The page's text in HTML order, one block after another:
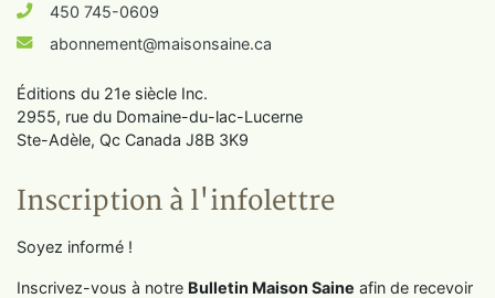
450 745-0609
abonnement@maisonsaine.ca
Éditions du 21e siècle Inc.
2955, rue du Domaine-du-lac-Lucerne
Ste-Adèle, Qc Canada J8B 3K9
Inscription à l'infolettre
Soyez informé !
Inscrivez-vous à notre Bulletin Maison Saine afin de recevoir